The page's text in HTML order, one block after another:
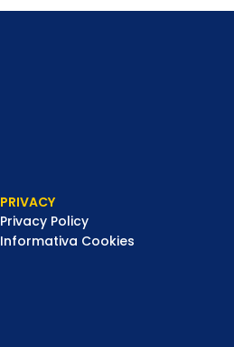
PRIVACY
Privacy Policy
Informativa Cookies